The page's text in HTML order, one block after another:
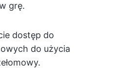
grę.
dostęp do
do użycia